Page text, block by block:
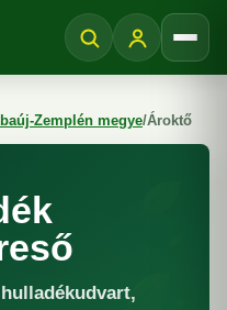
Zemplén megye/Ároktő